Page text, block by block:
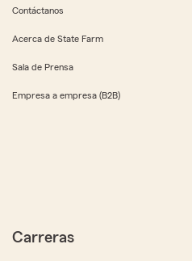
Contáctanos
Acerca de State Farm
Sala de Prensa
Empresa a empresa (B2B)
Carreras